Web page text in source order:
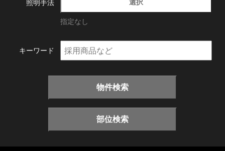
照明手法
指定なし
キーワード
物件検索
部位検索